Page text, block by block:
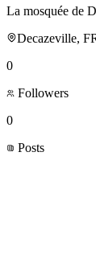
La mosquée de
Decazeville,
0
Followers
0
Posts